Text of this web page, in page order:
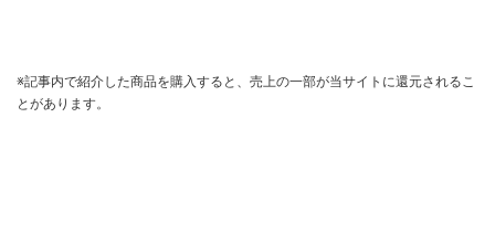
※記事内で紹介した商品を購入すると、売上の一部が当サイトに還元されるこ
とがあります。